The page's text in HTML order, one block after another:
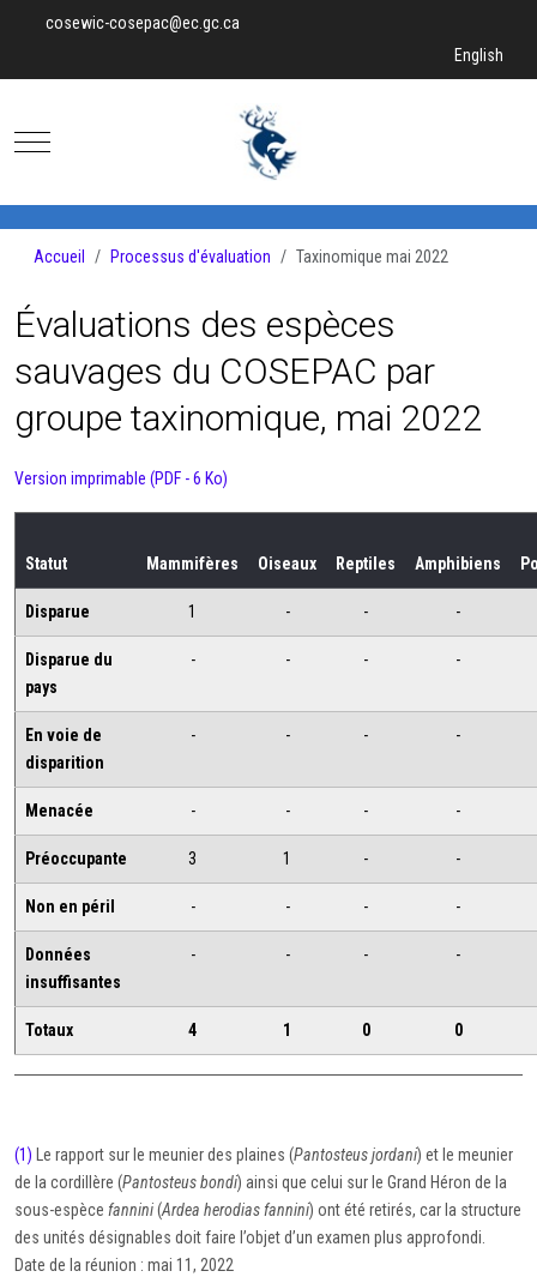
cosewic-cosepac@ec.gc.ca
Sélectionnez
English
Mobile Menu Toggle
Accueil Processus d'évaluation Taxinomique mai 2022
Évaluations des espèces
sauvages du COSEPAC par
groupe taxinomique, mai 2022
Version imprimable (PDF - 6 Ko)
Statut Mammifères Oiseaux Reptiles Amphibiens
Disparue 1 - - -
Disparue du
pays
- - - -
En voie de
disparition
- - - -
Menacée - - - -
Préoccupante 3 1 - -
Non en péril - - - -
Données
insuffisantes
- - - -
Totaux 4 1 0 0
(1) Le rapport sur le meunier des plaines (Pantosteus jordani) et le meunier
de la cordillère (Pantosteus bondi) ainsi que celui sur le Grand Héron de la
sous-espèce fannini(Ardea herodias fannini) ont été retirés, car la structure
des unités désignables doit faire l’objet d’un examen plus approfondi.
Date de la réunion : mai 11, 2022